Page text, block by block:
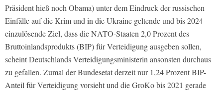
Präsident hieß noch Obama) unter dem Eindruck der russischen
Einfälle auf die Krim und in die Ukraine geltende und bis 2024
einzulösende Ziel, dass die NATO-Staaten 2,0 Prozent des
Bruttoinlandsprodukts (BIP) für Verteidigung ausgeben sollen,
scheint Deutschlands Verteidigungsministerin ansonsten durchaus
zu gefallen. Zumal der Bundesetat derzeit nur 1,24 Prozent BIP-
Anteil für Verteidigung vorsieht und die GroKo bis 2021 gerade